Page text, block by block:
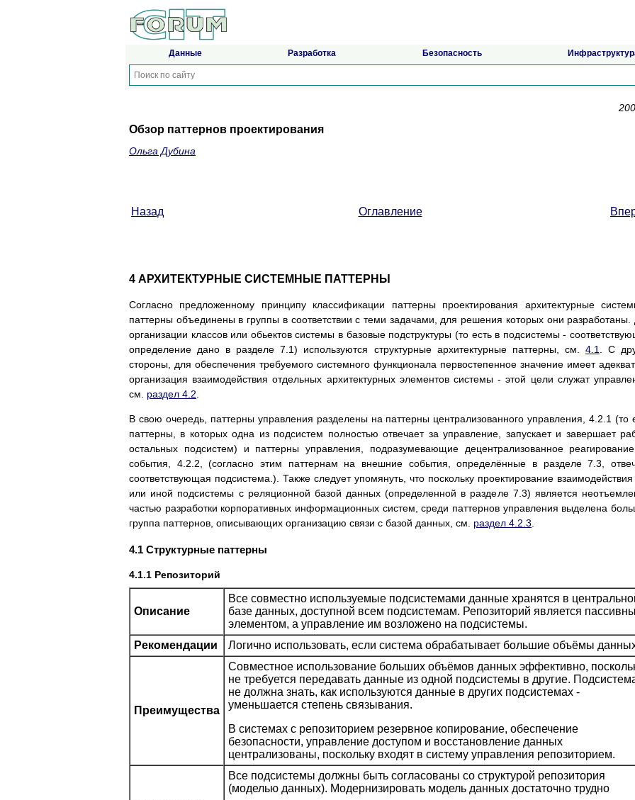
Данные Разработка Безопасность
Обзор паттернов проектирования
Ольга Дубина
Назад Оглавление
4 АРХИТЕКТУРНЫЕ СИСТЕМНЫЕ ПАТТЕРНЫ
Согласно предложенному принципу классификации паттерны проектирования архитектурные
паттерны объединены в группы в соответствии с теми задачами, для решения которых они разработаны.
организации классов или обьектов системы в базовые подструктуры (то есть в подсистемы -
определение дано в разделе 7.1) используются структурные архитектурные паттерны, см. 4.1
. С
стороны, для обеспечения требуемого системного функционала первостепенное значение имеет
организация взаимодействия отдельных архитектурных элементов системы - этой цели служат
см. раздел 4.2
В свою очередь, паттерны управления разделены на паттерны централизованного управления, 4.2.1 (то
паттерны, в которых одна из подсистем полностью отвечает за управление, запускает и завершает
остальных подсистем) и паттерны управления, подразумевающие децентрализованное
события, 4.2.2, (согласно этим паттернам на внешние события, определённые в разделе 7.3,
соответствующая подсистема.). Также следует упомянуть, что поскольку проектирование взаимодействия
или иной подсистемы с реляционной базой данных (определенной в разделе 7.3) является
частью разработки корпоративных информационных систем, среди паттернов управления выделена
группа паттернов, описывающих организацию связи с базой данных, см. раздел 4.2.3
4.1 Структурные паттерны
4.1.1 Репозиторий
Описание
Все совместно используемые подсистемами данные хранятся в
базе данных, доступной всем подсистемам. Репозиторий является
элементом, а управление им возложено на подсистемы.
Рекомендации
Логично использовать, если система обрабатывает большие объёмы
Преимущества
Совместное использование больших объёмов данных эффективно,
не требуется передавать данные из одной подсистемы в другие.
не должна знать, как используются данные в других подсистемах -
уменьшается степень связывания.
В системах с репозиторием резервное копирование, обеспечение
безопасности, управление доступом и восстановление данных
централизованы, поскольку входят в систему управления репозиторием.
Все подсистемы должны быть согласованы со структурой репозитория
(моделью данных). Модернизировать модель данных достаточно трудно